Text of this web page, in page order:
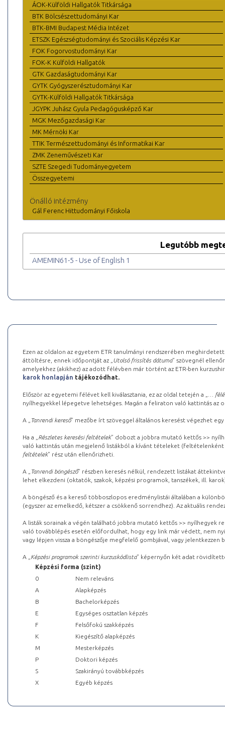
ÁOK-Külföldi Hallgatók Titkársága
BTK Bölcsészettudományi Kar
BTK-BMI Budapest Média Intézet
ETSZK Egészségtudományi és Szociális Képzési Kar
FOK Fogorvostudományi Kar
FOK-K Külföldi Hallgatók
GTK Gazdaságtudományi Kar
GYTK Gyógyszerésztudományi Kar
GYTK-Külföldi Hallgatók Titkársága
JGYPK Juhász Gyula Pedagógusképző Kar
MGK Mezőgazdasági Kar
MK Mérnöki Kar
TTIK Természettudományi és Informatikai Kar
ZMK Zeneművészeti Kar
SZTE Szegedi Tudományegyetem
Összegyetemi
Önálló intézmény
Gál Ferenc Hittudományi Főiskola
Legutóbb
AMEMIN61-5 - Use of English 1
Ezen az oldalon az egyetem ETR tanulmányi rendszerében
áttöltésre, ennek időpontját az „ Utolsó frissítés dátuma” szövegnél
amelyekhez (akikhez) az adott félévben már történt az ETR-ben
karok honlapján tájékozódhat.
Először az egyetemi félévet kell kiválasztania, ez az oldal tetején a „
…
nyílhegyekkel lépegetve lehetséges. Magán a feliraton való kattintás az
A „ Tanrendi kereső” mezőbe írt szöveggel általános keresést végezhet
Ha a „ Részletes keresési feltételek” dobozt a jobbra mutató kettős >>
való kattintás után megjelenő listákból a kívánt tételeket (feltételenként
feltételek” rész után ellenőrizheti.
A „ Tanrendi böngésző” részben keresés nélkül, rendezett listákat
lehet elkezdeni (oktatók, szakok, képzési programok, tanszékek, ill.
A böngésző és a kereső többoszlopos eredménylistái általában a
(egyszer az emelkedő, kétszer a csökkenő sorrendhez). Az aktuális
A listák sorainak a végén található jobbra mutató kettős >> nyílhegyek
való továbblépés esetén előfordulhat, hogy egy link már védett, nem
vagy lépjen vissza a böngészője megfelelő gombjával, vagy
A „ Képzési programok szerinti kurzuskódlista” képernyőn két adat
Képzési forma (szint)
0
Nem releváns
A
Alapképzés
B
Bachelorképzés
E
Egységes osztatlan képzés
F
Felsőfokú szakképzés
K
Kiegészítő alapképzés
M
Mesterképzés
P
Doktori képzés
S
Szakirányú továbbképzés
X
Egyéb képzés